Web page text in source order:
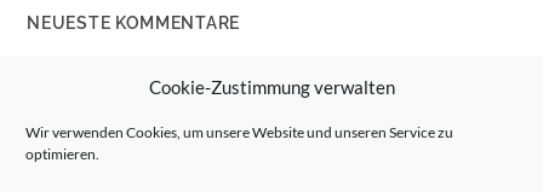
Cookie-Zustimmung verwalten
Wir verwenden Cookies, um unsere Website und unseren Service zu
optimieren.
NEUESTE KOMMENTARE
Wolff von Rechenberg